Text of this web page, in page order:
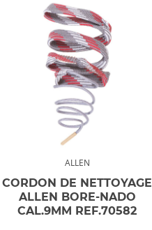
ALLEN
CORDON DE NETTOYAGE
ALLEN BORE-NADO
CAL.9MM REF.70582